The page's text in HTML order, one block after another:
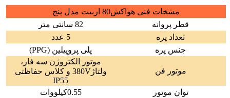
مشخات فنی هواکش80 اربیت مدل پنج
قطر پروانه
82 سانتی متر
تعداد پره
5 عدد
جنس پره
پلی پروپیلین (PPG)
موتور فن
موتور الکتروژن سه فاز،
ولتاژ380V و کلاس حفاظتی
IP55
توان موتور
0.55کیلووات